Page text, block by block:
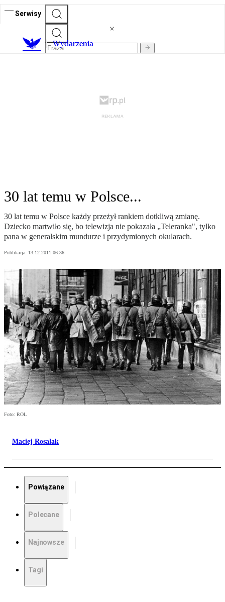
Serwisy
Wydarzenia
30 lat temu w Polsce...
30 lat temu w Polsce każdy przeżył rankiem dotkliwą zmianę.
Dziecko martwiło się, bo telewizja nie pokazała „Teleranka", tylko
pana w generalskim mundurze i przydymionych okularach.
Publikacja: 13.12.2011 06:36
Foto: ROL
Maciej Rosalak
Powiązane
Polecane
Najnowsze
Tagi